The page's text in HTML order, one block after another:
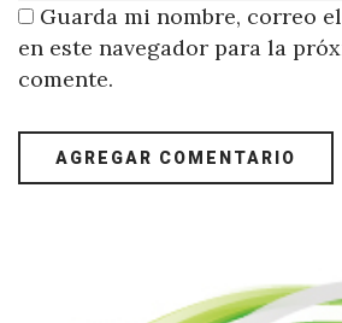
Guarda mi nombre, correo
en este navegador para la
comente.